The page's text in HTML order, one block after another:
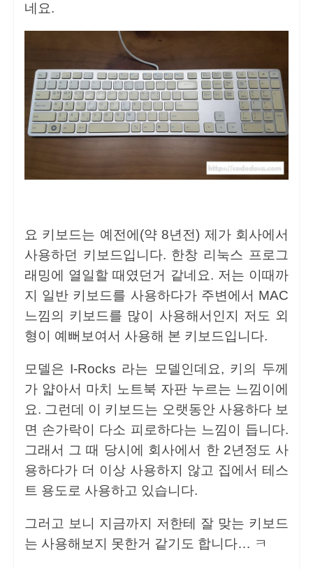
네요.
요 키보드는 예전에(약 8년전) 제가 회사에서
사용하던 키보드입니다. 한창 리눅스 프로그
래밍에 열일할 때였던거 같네요. 저는 이때까
지 일반 키보드를 사용하다가 주변에서 MAC
느낌의 키보드를 많이 사용해서인지 저도 외
형이 예뻐보여서 사용해 본 키보드입니다.
모델은 I-Rocks 라는 모델인데요, 키의 두께
가 얇아서 마치 노트북 자판 누르는 느낌이에
요. 그런데 이 키보드는 오랫동안 사용하다 보
면 손가락이 다소 피로하다는 느낌이 듭니다.
그래서 그 때 당시에 회사에서 한 2년정도 사
용하다가 더 이상 사용하지 않고 집에서 테스
트 용도로 사용하고 있습니다.
그러고 보니 지금까지 저한테 잘 맞는 키보드
는 사용해보지 못한거 같기도 합니다… ㅋ